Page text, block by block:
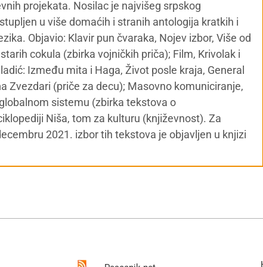
projekata. Nosilac je najvišeg srpskog
u više domaćih i stranih antologija kratkih i
Objavio: Klavir pun čvaraka, Nojev izbor, Više od
cokula (zbirka vojničkih priča); Film, Krivolak i
Između mita i Haga, Život posle kraja, General
Zvezdari (priče za decu); Masovno komuniciranje,
sistemu (zbirka tekstova o
Niša, tom za kulturu (književnost). Za
2021. izbor tih tekstova je objavljen u knjizi